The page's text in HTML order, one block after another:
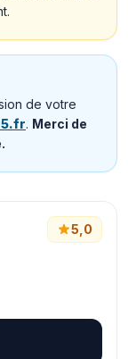
de votre
. Merci de
5,0